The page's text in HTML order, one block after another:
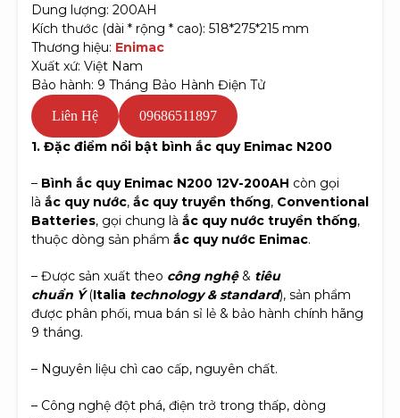
Dung lượng: 200AH
Kích thước (dài * rộng * cao): 518*275*215 mm
Thương hiệu: Enimac
Xuất xứ: Việt Nam
Bảo hành: 9 Tháng Bảo Hành Điện Tử
Liên Hệ 09686511897
1. Đặc điểm nổi bật bình ắc quy Enimac N200
– Bình ắc quy Enimac N200 12V-200AH còn gọi
là ắc quy nước, ắc quy truyền thống, Conventional
Batteries, gọi chung là ắc quy nước truyền thống,
thuộc dòng sản phẩm ắc quy nước Enimac.
– Được sản xuất theo công nghệ& tiêu
chuẩn Ý(Italia technology & standard), sản phẩm
được phân phối, mua bán sỉ lẻ & bảo hành chính hãng
9 tháng.
– Nguyên liệu chì cao cấp, nguyên chất.
– Công nghệ đột phá, điện trở trong thấp, dòng